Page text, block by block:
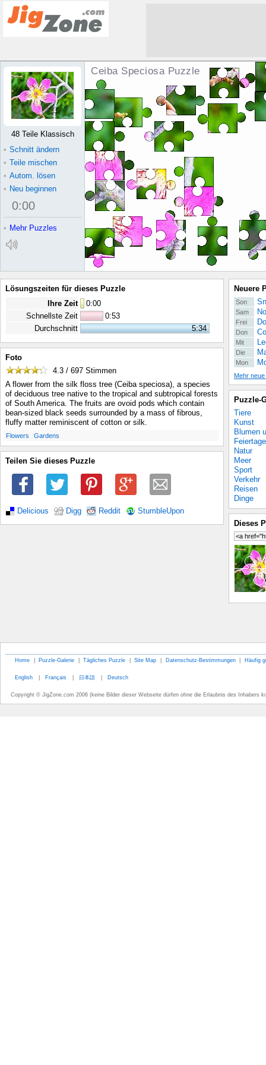
Ceiba Speciosa Puzzle
48 Teile Klassisch
• Schnitt ändern
• Teile mischen
• Autom. lösen
• Neu beginnen
0:00
• Mehr Puzzles
Lösungszeiten für dieses Puzzle
Ihre Zeit
0:00
Schnellste Zeit
0:53
Durchschnitt
5:34
Foto
4.3 / 697 Stimmen
A flower from the silk floss tree (Ceiba speciosa), a species
of deciduous tree native to the tropical and subtropical forests
of South America. The fruits are ovoid pods which contain
bean-sized black seeds surrounded by a mass of fibrous,
fluffy matter reminiscent of cotton or silk.
Flowers Gardens
Teilen Sie dieses Puzzle
Delicious Digg Reddit StumbleUpon
Neuere
Son
Sam
Frei
Don
Mit
Die
Mon
Mehr
Puzzle-
Tiere
Kunst
Blumen
Feiertage
Natur
Meer
Sport
Verkehr
Reisen
Dinge
Dieses
Home | Puzzle-Galerie | Tägliches Puzzle | Site Map | Datenschutz-Bestimmungen | Häufig
English | Français | 日本語 | Deutsch
Copyright © JigZone.com 2006 (keine Bilder dieser Webseite dürfen ohne die Erlaubnis des Inhabers